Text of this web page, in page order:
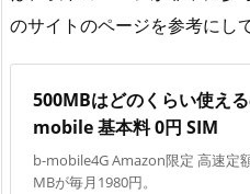
のサイトのページを参考にし
500MBはどのくらい使え
mobile 基本料 0円 SIM
b-mobile4G Amazon限定 高速定
MBが毎月1980円。